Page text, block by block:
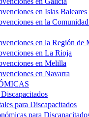
en Islas Baleares
en la
en la Región de
en La Rioja
en Melilla
en Navarra
para Discapacitados
para